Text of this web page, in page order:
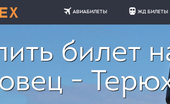
АВИАБИЛЕТЫ ЖД БИЛЕТЫ
билет
-